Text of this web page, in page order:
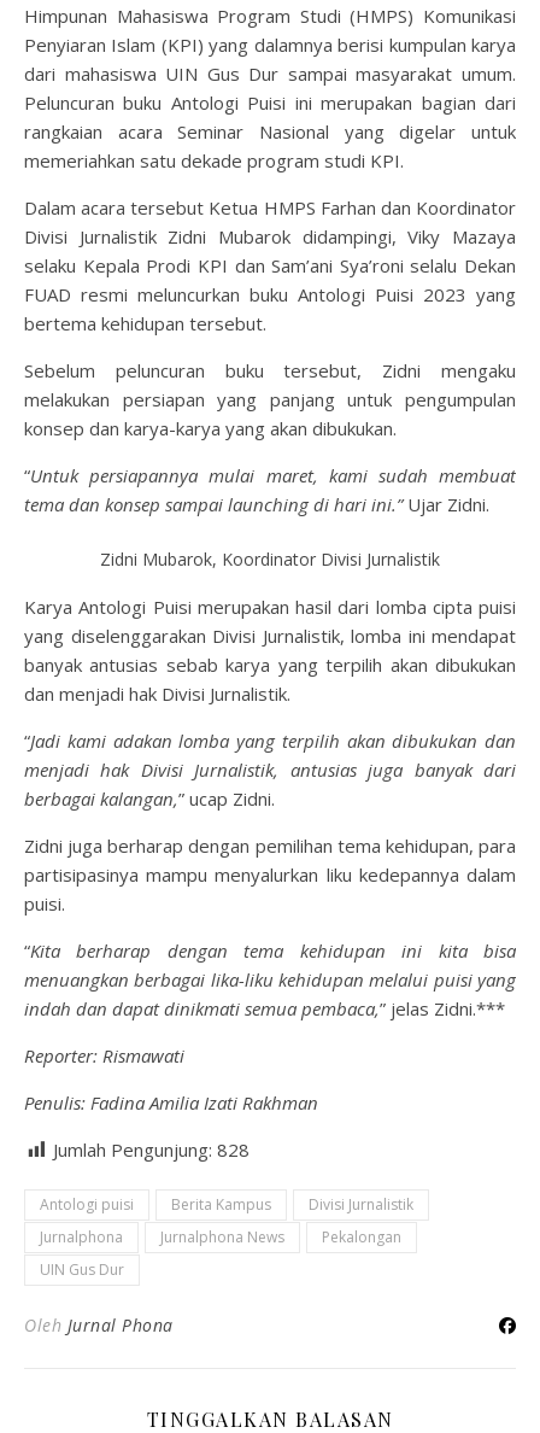
Himpunan Mahasiswa Program Studi (HMPS) Komunikasi
Penyiaran Islam (KPI) yang dalamnya berisi kumpulan karya
dari mahasiswa UIN Gus Dur sampai masyarakat umum.
Peluncuran buku Antologi Puisi ini merupakan bagian dari
rangkaian acara Seminar Nasional yang digelar untuk
memeriahkan satu dekade program studi KPI.
Dalam acara tersebut Ketua HMPS Farhan dan Koordinator
Divisi Jurnalistik Zidni Mubarok didampingi, Viky Mazaya
selaku Kepala Prodi KPI dan Sam’ani Sya’roni selalu Dekan
FUAD resmi meluncurkan buku Antologi Puisi 2023 yang
bertema kehidupan tersebut.
Sebelum peluncuran buku tersebut, Zidni mengaku
melakukan persiapan yang panjang untuk pengumpulan
konsep dan karya-karya yang akan dibukukan.
“Untuk persiapannya mulai maret, kami sudah membuat
tema dan konsep sampai launching di hari ini.”Ujar Zidni.
Zidni Mubarok, Koordinator Divisi Jurnalistik
Karya Antologi Puisi merupakan hasil dari lomba cipta puisi
yang diselenggarakan Divisi Jurnalistik, lomba ini mendapat
banyak antusias sebab karya yang terpilih akan dibukukan
dan menjadi hak Divisi Jurnalistik.
“Jadi kami adakan lomba yang terpilih akan dibukukan dan
menjadi hak Divisi Jurnalistik, antusias juga banyak dari
berbagai kalangan,” ucap Zidni.
Zidni juga berharap dengan pemilihan tema kehidupan, para
partisipasinya mampu menyalurkan liku kedepannya dalam
puisi.
“Kita berharap dengan tema kehidupan ini kita bisa
menuangkan berbagai lika-liku kehidupan melalui puisi yang
indah dan dapat dinikmati semua pembaca,” jelas Zidni.***
Reporter: Rismawati
Penulis: Fadina Amilia Izati Rakhman
Jumlah Pengunjung: 828
Antologi puisi Berita Kampus
Divisi Jurnalistik
Jurnalphona
Jurnalphona News
Pekalongan
UIN Gus Dur
Oleh Jurnal Phona
TINGGALKAN BALASAN